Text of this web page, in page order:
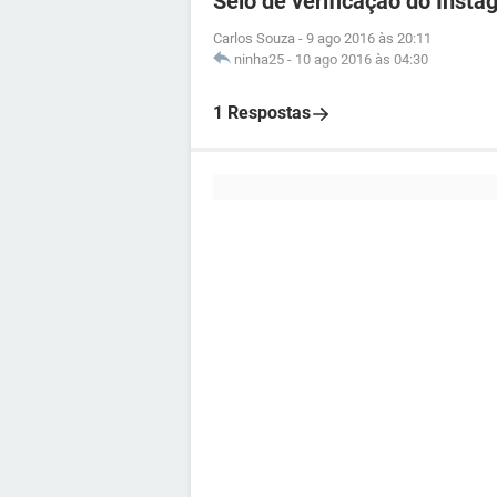
Carlos Souza - 9 ago 2016 às 20:11
ninha25 - 10 ago 2016 às 04:30
1 Respostas